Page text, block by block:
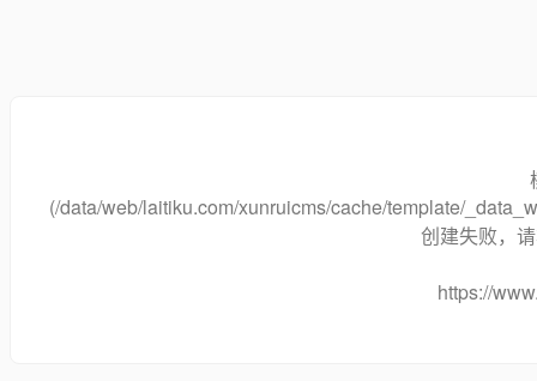
(/data/web/laitiku.com/xunruicms/cache/template/
创建失败，
https://